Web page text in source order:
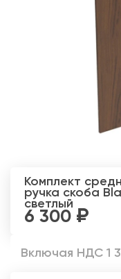
Комплект
ручка скоба
светлый
6 300
Включая НДС 1